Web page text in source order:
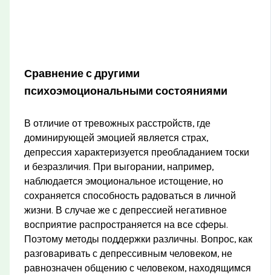
Сравнение с другими
психоэмоциональными состояниями
В отличие от тревожных расстройств, где
доминирующей эмоцией является страх,
депрессия характеризуется преобладанием тоски
и безразличия. При выгорании, например,
наблюдается эмоциональное истощение, но
сохраняется способность радоваться в личной
жизни. В случае же с депрессией негативное
восприятие распространяется на все сферы.
Поэтому методы поддержки различны. Вопрос, как
разговаривать с депрессивным человеком, не
равнозначен общению с человеком, находящимся